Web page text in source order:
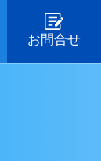
お問合せ